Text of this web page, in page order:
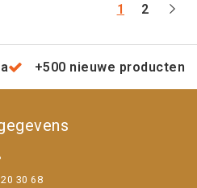
1 2
+500 nieuwe producten
30 68